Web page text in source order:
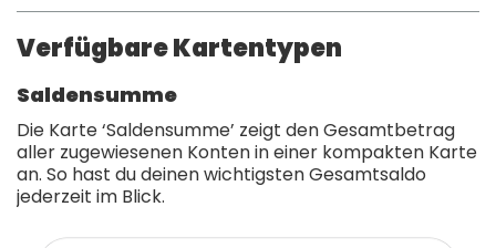
Verfügbare Kartentypen
Saldensumme
Die Karte ‘Saldensumme’ zeigt den Gesamtbetrag
aller zugewiesenen Konten in einer kompakten Karte
an. So hast du deinen wichtigsten Gesamtsaldo
jederzeit im Blick.